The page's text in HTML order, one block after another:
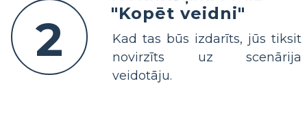
2
"Kopēt veidni"
Kad tas būs izdarīts, jūs tiksit
novirzīts uz scenārija
veidotāju.